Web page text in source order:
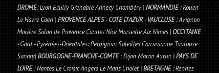
DROME: Lyon Ecully Grenoble Annecy Chambéry |NORMANDIE: Rouen
Le Havre Caen |PROVENCE ALPES - COTE D'AZUR - VAUCLUSE: Avignon
Morière Salon de Provence Cannes Nice Marseille Aix Nimes |OCCITANIE
- Gard - Pyrénées-Orientales: Perpignan Saleilles Carcassonne Toulouse
Sanary|BOURGOGNE-FRANCHE-COMTE: Dijon Macon Autun |PAYS DE
LOIRE: Nantes Le Croisic Angers Le Mans Cholet |BRETAGNE: Rennes